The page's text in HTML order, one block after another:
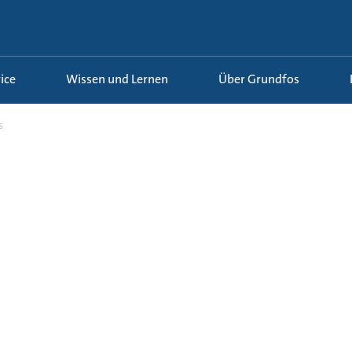
Wissen und Lernen Über Grundfos